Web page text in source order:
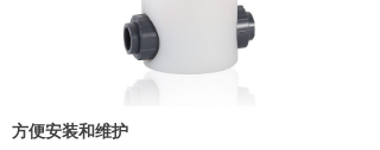
方便安装和维护